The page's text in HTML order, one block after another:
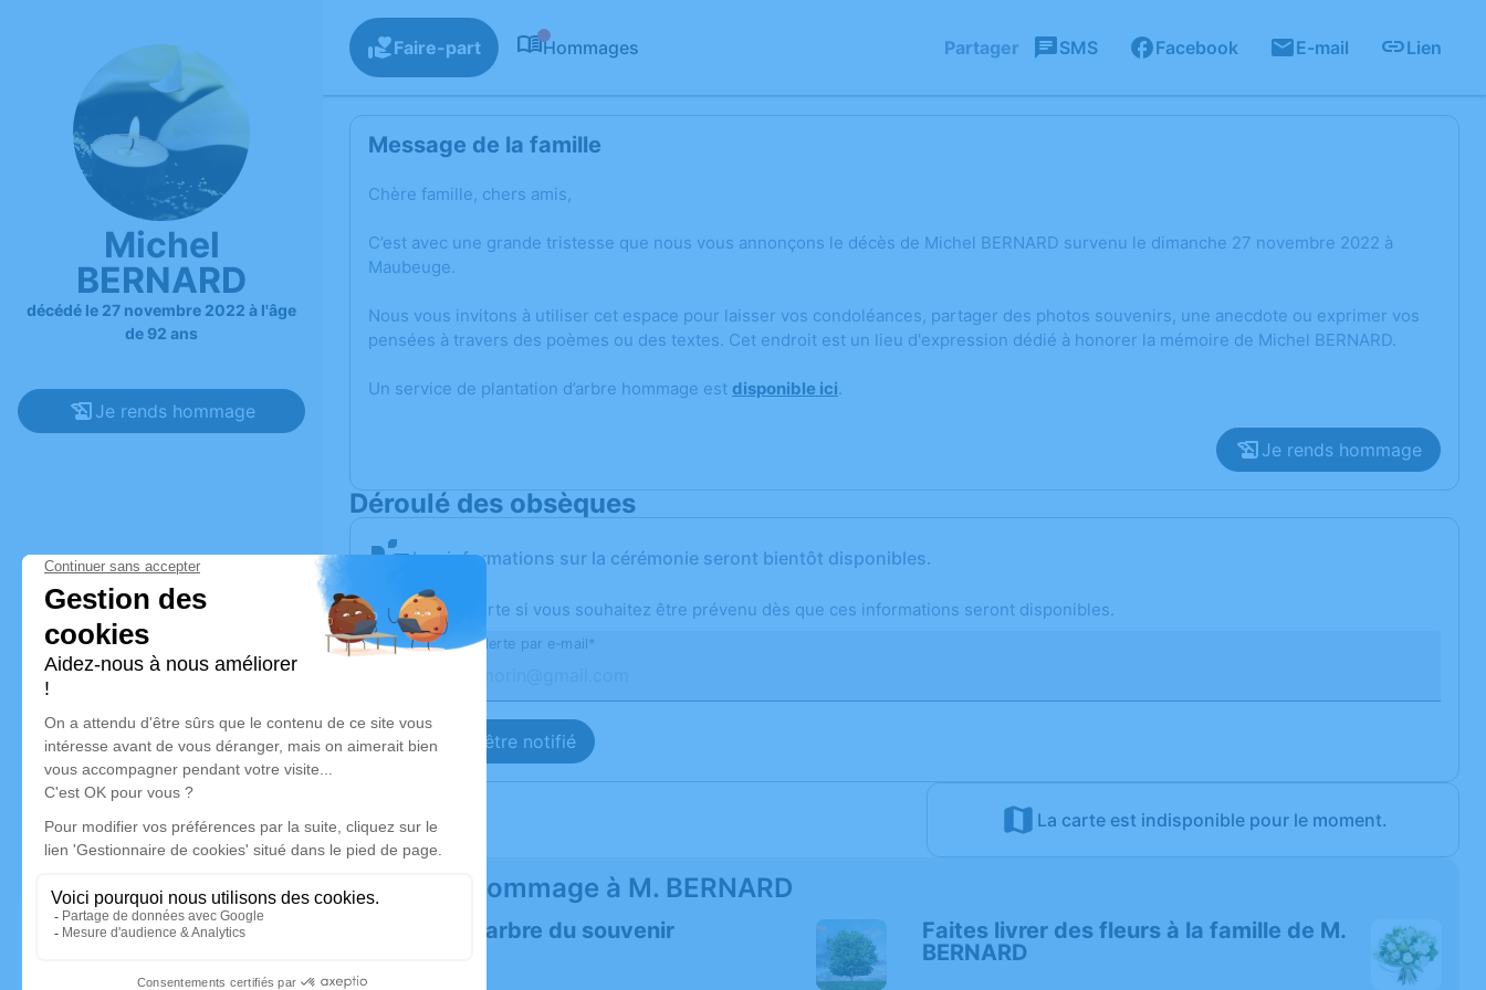
Michel
BERNARD
décédé le 27 novembre 2022 à l'âge
de 92 ans
Je rends hommage
Faire-part Hommages Partager SMS Facebook E-mail Lien
Message de la famille
Chère famille, chers amis,
C’est avec une grande tristesse que nous vous annonçons le décès de Michel BERNARD survenu le dimanche 27 novembre 2022 à
Maubeuge.
Nous vous invitons à utiliser cet espace pour laisser vos condoléances, partager des photos souvenirs, une anecdote ou exprimer vos
pensées à travers des poèmes ou des textes. Cet endroit est un lieu d'expression dédié à honorer la mémoire de Michel BERNARD.
Un service de plantation d’arbre hommage est disponible ici.
Je rends hommage
Déroulé des obsèques
Les informations sur la cérémonie seront bientôt disponibles.
Activez une alerte si vous souhaitez être prévenu dès que ces informations seront disponibles.
Recevoir une alerte par e-mail*
Je veux être notifié
La carte est indisponible pour le moment.
Rendez hommage à M. BERNARD
Plantez un arbre du souvenir
Faites livrer des fleurs à la famille de M.
BERNARD